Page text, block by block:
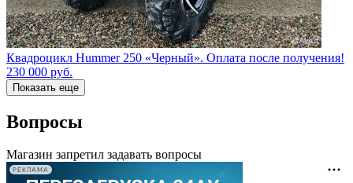
Квадроцикл Hummer 250 «Черный». Оплата после получения!
230 000 руб.
Показать еще
Вопросы
Магазин запретил задавать вопросы
РЕКЛАМА